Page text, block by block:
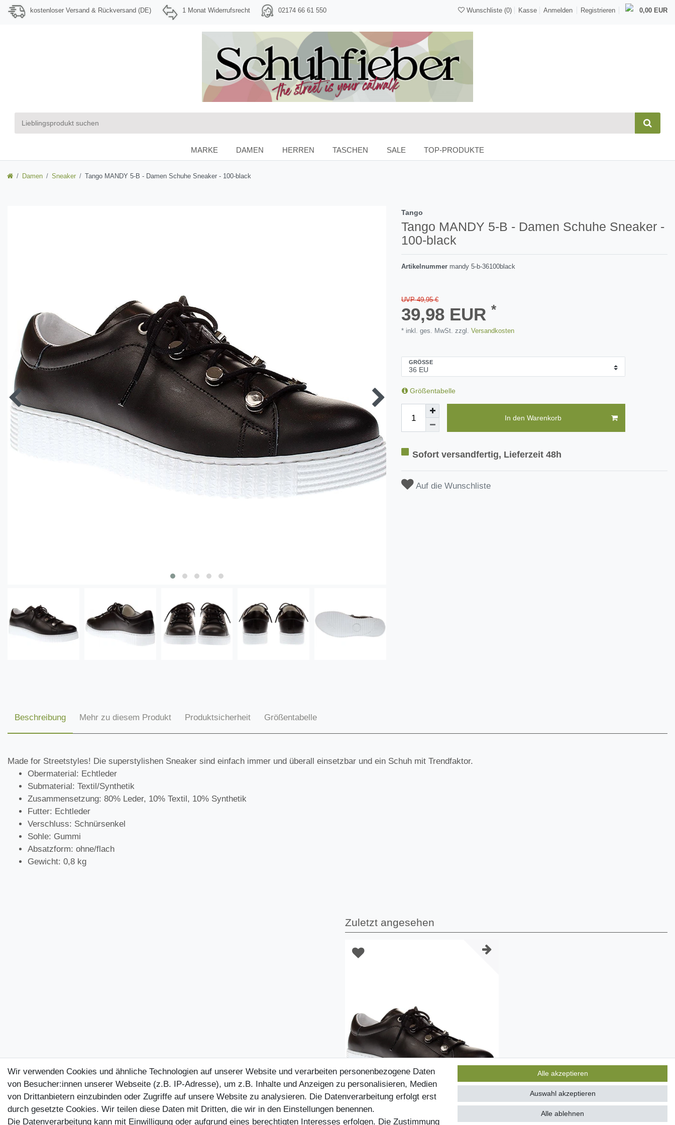
kostenloser Versand & Rückversand (DE) 1 Monat Widerrufsrecht 02174 66 61 550 Wunschliste (0) Kasse Anmelden Registrieren 0,00 EUR
MARKE DAMEN HERREN TASCHEN SALE TOP-PRODUKTE
Damen Sneaker Tango MANDY 5-B - Damen Schuhe Sneaker - 100-black
Tango
Tango MANDY 5-B - Damen Schuhe Sneaker -
100-black
Artikelnummer mandy 5-b-36100black
UVP 49,95 €
39,98 EUR *
* inkl. ges. MwSt. zzgl. Versandkosten
GRÖSSE
Größentabelle
In den Warenkorb
Sofort versandfertig, Lieferzeit 48h
Auf die Wunschliste
Beschreibung Mehr zu diesem Produkt Produktsicherheit Größentabelle
Made for Streetstyles! Die superstylishen Sneaker sind einfach immer und überall einsetzbar und ein Schuh mit Trendfaktor.
Obermaterial: Echtleder
Submaterial: Textil/Synthetik
Zusammensetzung: 80% Leder, 10% Textil, 10% Synthetik
Futter: Echtleder
Verschluss: Schnürsenkel
Sohle: Gummi
Absatzform: ohne/flach
Gewicht: 0,8 kg
Zuletzt angesehen
Wir verwenden Cookies und ähnliche Technologien auf unserer Website und verarbeiten personenbezogene Daten
von Besucher:innen unserer Webseite (z.B. IP-Adresse), um z.B. Inhalte und Anzeigen zu personalisieren, Medien
von Drittanbietern einzubinden oder Zugriffe auf unsere Website zu analysieren. Die Datenverarbeitung erfolgt erst
durch gesetzte Cookies. Wir teilen diese Daten mit Dritten, die wir in den Einstellungen benennen.
Die Datenverarbeitung kann mit Einwilligung oder aufgrund eines berechtigten Interesses erfolgen. Die Zustimmung
Alle akzeptieren
Alle ablehnen
Auswahl akzeptieren